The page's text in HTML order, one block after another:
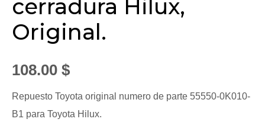
cerradura Hilux,
Original.
108.00 $
Repuesto Toyota original numero de parte 55550-0K010-
B1 para Toyota Hilux.